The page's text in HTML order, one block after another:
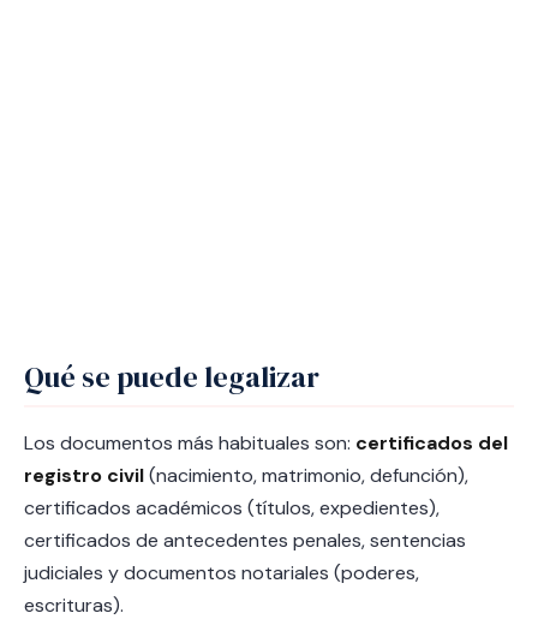
Qué se puede legalizar
Los documentos más habituales son: certificados del
registro civil(nacimiento, matrimonio, defunción),
certificados académicos (títulos, expedientes),
certificados de antecedentes penales, sentencias
judiciales y documentos notariales (poderes,
escrituras).